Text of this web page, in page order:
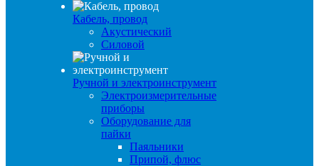
Кабель, провод
Акустический
Силовой
Ручной и электроинструмент
Электроизмерительные
приборы
Оборудование для
пайки
Паяльники
Припой, флюс